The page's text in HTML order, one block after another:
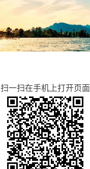
扫一扫在手机上打开页面